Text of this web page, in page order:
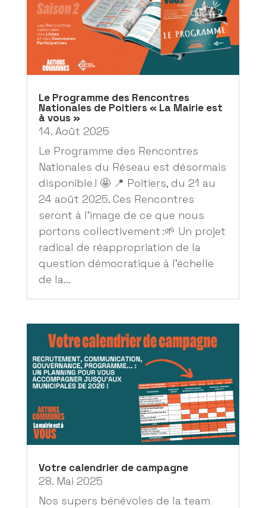
Le Programme des Rencontres
Nationales de Poitiers « La Mairie est
à vous »
14. Août 2025
Le Programme des Rencontres
Nationales du Réseau est désormais
disponible ! 🤩 📍 Poitiers, du 21 au
24 août 2025. Ces Rencontres
seront à l’image de ce que nous
portons collectivement :🌱 Un projet
radical de réappropriation de la
question démocratique à l’échelle
de la...
Votre calendrier de campagne
28. Mai 2025
Nos supers bénévoles de la team